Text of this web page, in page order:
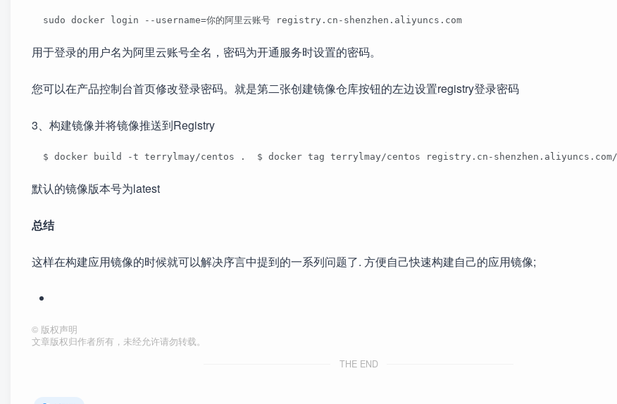
  sudo docker login --username=你的阿里云账号 registry.cn-shenzhen.aliyuncs.com
用于登录的用户名为阿里云账号全名，密码为开通服务时设置的密码。
您可以在产品控制台首页修改登录密码。就是第二张创建镜像仓库按钮的左边设置registry登录密码
3、构建镜像并将镜像推送到Registry
$ docker build -t terrylmay/centos .  $ docker tag terrylmay/centos registry.cn-
默认的镜像版本号为latest
总结
这样在构建应用镜像的时候就可以解决序言中提到的一系列问题了. 方便自己快速构建自己的应用镜像;
© 版权声明
文章版权归作者所有，未经允许请勿转载。
THE END